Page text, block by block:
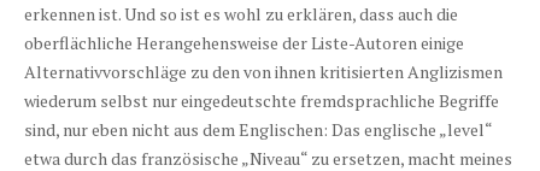
erkennen ist. Und so ist es wohl zu erklären, dass auch die
oberflächliche Herangehensweise der Liste-Autoren einige
Alternativvorschläge zu den von ihnen kritisierten Anglizismen
wiederum selbst nur eingedeutschte fremdsprachliche Begriffe
sind, nur eben nicht aus dem Englischen: Das englische „level“
etwa durch das französische „Niveau“ zu ersetzen, macht meines